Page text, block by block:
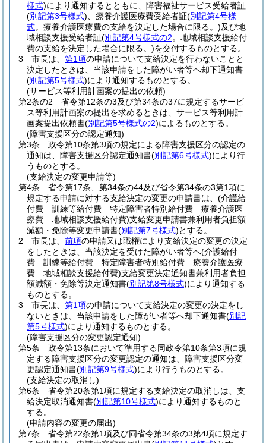
様式)により通知するとともに、障害福祉サービス受給者証
(別記第3号様式) 、療養介護医療費受給者証(別記第4号様
式。療養介護医療費の支給を決定した場合に限る。)及び地
域相談支援受給者証(別記第4号様式の2。地域相談支援給付
費の支給を決定した場合に限る。)を交付するものとする。
3
市長は、 第1項の申請について支給決定を行わないことと
決定したときは、当該申請をした障がい者等へ却下通知書
(別記第5号様式)により通知するものとする。
(サービス等利用計画案の提出の依頼)
第2条の2
省令第12条の3及び第34条の37に規定するサービ
ス等利用計画案の提出を求めるときは、サービス等利用計
画案提出依頼書(別記第5号様式の2)によるものとする。
(障害支援区分の認定通知)
第3条
政令第10条第3項の規定による障害支援区分の認定の
通知は、障害支援区分認定通知書(別記第6号様式)により行
うものとする。
(支給決定の変更申請等)
第4条
省令第17条、第34条の44及び省令第34条の3第1項に
規定する申請に対する支給決定の変更の申請書は、 (介護給
付費 訓練等給付費 特定障害者特別給付費 療養介護医
療費 地域相談支援給付費)支給変更申請書兼利用者負担額
減額・免除等変更申請書(別記第7号様式)とする。
2
市長は、 前項の申請又は職権により支給決定の変更の決定
をしたときは、当該決定を受けた障がい者等へ(介護給付
費 訓練等給付費 特定障害者特別給付費 療養介護医療
費 地域相談支援給付費)支給変更決定通知書兼利用者負担
額減額・免除等決定通知書(別記第8号様式)により通知する
ものとする。
3
市長は、 第1項の申請について支給決定の変更の決定をし
ないときは、当該申請をした障がい者等へ却下通知書(別記
第5号様式)により通知するものとする。
(障害支援区分の変更認定通知)
第5条
政令第13条において準用する同政令第10条第3項に規
定する障害支援区分の変更認定の通知は、障害支援区分変
更認定通知書(別記第9号様式)により行うものとする。
(支給決定の取消し)
第6条
省令第20条第1項に規定する支給決定の取消しは、支
給決定取消通知書(別記第10号様式)により通知するものと
する。
(申請内容の変更の届出)
第7条
省令第22条第1項及び同省令第34条の3第4項に規定す